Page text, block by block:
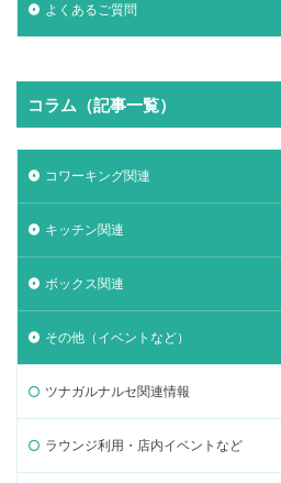
よくあるご質問
コラム（記事一覧）
コワーキング関連
キッチン関連
ボックス関連
その他（イベントなど）
ツナガルナルセ関連情報
ラウンジ利用・店内イベントなど